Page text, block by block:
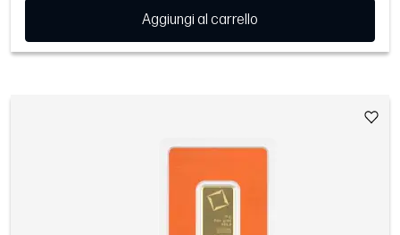
Aggiungi al carrello